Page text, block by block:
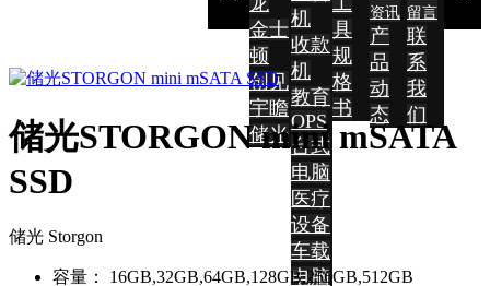
金士
顿
创见
宇瞻
储光
机
收款
机
教育
OPS
台式
电脑
医疗
设备
车载
电脑
具
规
格
书
资讯
产
品
动
态
留言
联
系
我
们
储光STORGON mini mSATA
SSD
储光 Storgon
容量： 16GB,32GB,64GB,128GB,256GB,512GB